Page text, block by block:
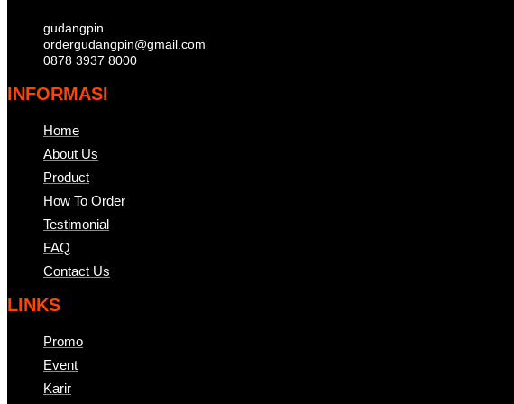
gudangpin
ordergudangpin@gmail.com
0878 3937 8000
INFORMASI
Home
About Us
Product
How To Order
Testimonial
FAQ
Contact Us
LINKS
Promo
Event
Karir